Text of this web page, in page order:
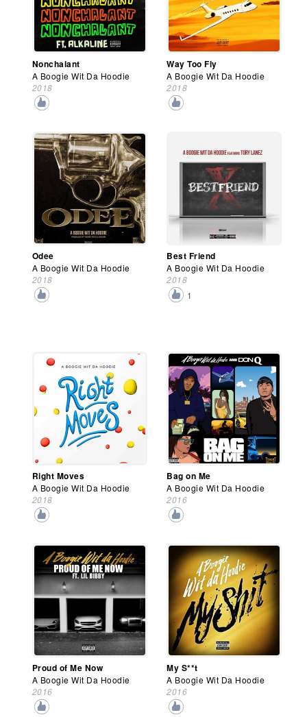
Nonchalant
A Boogie Wit Da Hoodie
2018
Way Too Fly
A Boogie Wit Da Hoodie
2018
Odee
A Boogie Wit Da Hoodie
2018
Best Friend
A Boogie Wit Da Hoodie
2018
1
Right Moves
A Boogie Wit Da Hoodie
2018
Bag on Me
A Boogie Wit Da Hoodie
2016
Proud of Me Now
A Boogie Wit Da Hoodie
2016
My S**t
A Boogie Wit Da Hoodie
2016